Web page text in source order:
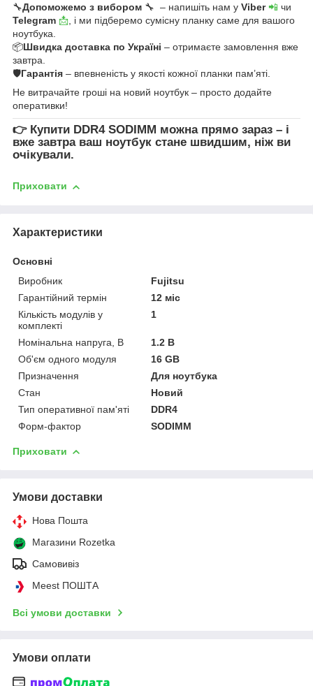
🔧Допоможемо з вибором 🔧 – напишіть нам у Viber📲 чи
Telegram 📩 , і ми підберемо сумісну планку саме для вашого
ноутбука.
📦Швидка доставка по Україні – отримаєте замовлення вже
завтра.
🛡Гарантія – впевненість у якості кожної планки пам’яті.
Не витрачайте гроші на новий ноутбук – просто додайте
оперативки!
👉 Купити DDR4 SODIMM можна прямо зараз – і
вже завтра ваш ноутбук стане швидшим, ніж ви
очікували.
Приховати
Характеристики
Основні
Виробник
Fujitsu
Гарантійний термін
12 міс
Кількість модулів у
комплекті
1
Номінальна напруга, В
1.2 В
Об'єм одного модуля
16 GB
Призначення
Для ноутбука
Стан
Новий
Тип оперативної пам'яті
DDR4
Форм-фактор
SODIMM
Приховати
Умови доставки
Нова Пошта
Магазини Rozetka
Самовивіз
Meest ПОШТА
Всі умови доставки
Умови оплати